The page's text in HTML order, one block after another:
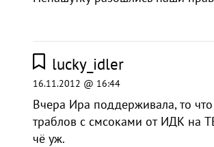
lucky_idler
16.11.2012 @ 16:44
Вчера Ира поддерживала, то
траблов с смсоками от ИДК на
чё уж.